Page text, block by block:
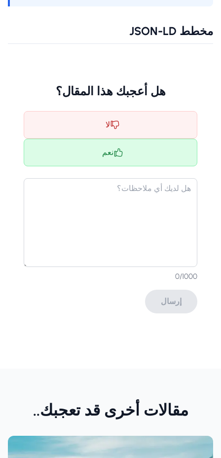
مخطط JSON-LD
هل أعجبك هذا المقال؟
لا
نعم
0/1000
إرسال
مقالات أخرى قد تعجبك..